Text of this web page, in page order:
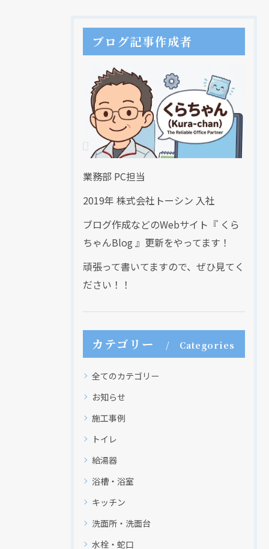
ブログ記事作成者
業務部 PC担当
2019年 株式会社トーシン 入社
ブログ作成などのWebサイト『 くら
ちゃんBlog 』更新をやってます！
頑張って書いてますので、ぜひ見てく
ださい！！
カテゴリー Categories
全てのカテゴリー
お知らせ
施工事例
トイレ
給湯器
浴槽・浴室
キッチン
洗面所・洗面台
水栓・蛇口
クリックでチラシのページにジャンプします